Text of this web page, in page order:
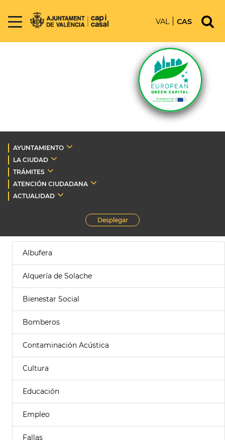
VAL CAS
AYUNTAMIENTO
LA CIUDAD
TRÁMITES
ATENCIÓN CIUDADANA
ACTUALIDAD
Desplegar
Albufera
Alquería de Solache
Bienestar Social
Bomberos
Contaminación Acústica
Cultura
Educación
Empleo
Fallas